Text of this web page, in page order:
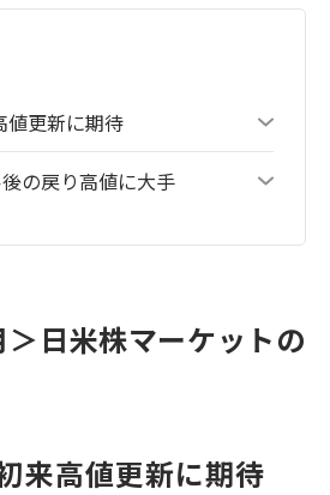
値更新に期待
の戻り高値に大手
日米株マーケットの
来高値更新に期待